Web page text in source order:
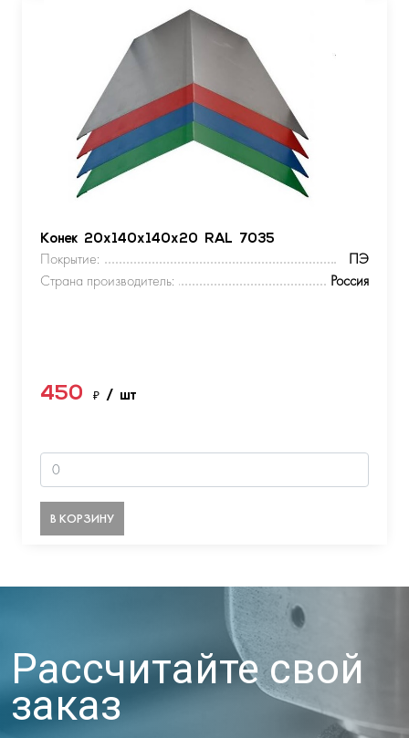
Конек 20х140х140х20 RAL 7035
Покрытие:
ПЭ
Страна производитель:
Россия
450 ₽ / шт
В КОРЗИНУ
Рассчитайте свой
заказ